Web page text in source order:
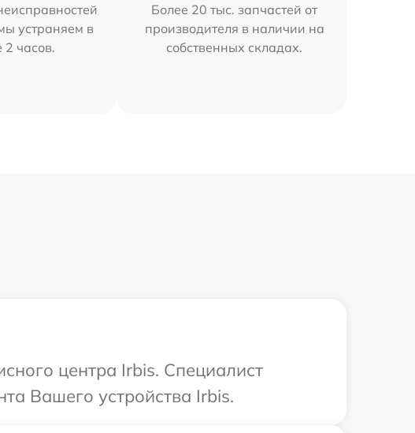
устраняем в
2 часов.
Более 20 тыс. запчастей от
производителя в наличии на
собственных складах.
центра Irbis. Специалист
Вашего устройства Irbis.